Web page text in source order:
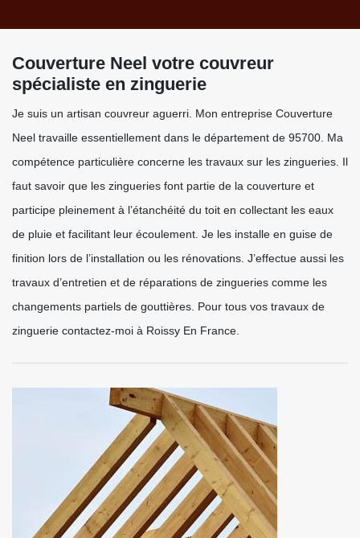
Couverture Neel votre couvreur
spécialiste en zinguerie
Je suis un artisan couvreur aguerri. Mon entreprise Couverture
Neel travaille essentiellement dans le département de 95700. Ma
compétence particulière concerne les travaux sur les zingueries. Il
faut savoir que les zingueries font partie de la couverture et
participe pleinement à l’étanchéité du toit en collectant les eaux
de pluie et facilitant leur écoulement. Je les installe en guise de
finition lors de l’installation ou les rénovations. J’effectue aussi les
travaux d’entretien et de réparations de zingueries comme les
changements partiels de gouttières. Pour tous vos travaux de
zinguerie contactez-moi à Roissy En France.